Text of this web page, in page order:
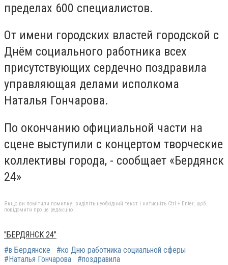
пределах 600 специалистов.
От имени городских властей городской с
Днём социального работника всех
присутствующих сердечно поздравила
управляющая делами исполкома
Наталья Гончарова.
По окончанию официальной части на
сцене выступили с концертом творческие
коллективы города, - сообщает «Бердянск
24»
Якщо ви помітили помилку, виділіть необхідний текст і натисніть Ctrl + Enter, щоб
повідомити про це редакцію
"БЕРДЯНСК 24"
#в Бердянске
#ко Дню работника социальной сферы
#Наталья Гончарова
#поздравила